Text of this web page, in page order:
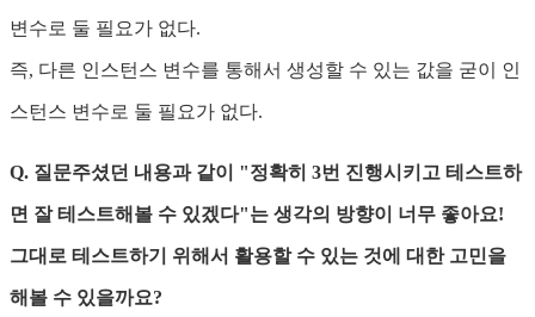
변수로 둘 필요가 없다.
즉, 다른 인스턴스 변수를 통해서 생성할 수 있는 값을 굳이 인
스턴스 변수로 둘 필요가 없다.
Q. 질문주셨던 내용과 같이 "정확히 3번 진행시키고 테스트하
면 잘 테스트해볼 수 있겠다"는 생각의 방향이 너무 좋아요!
그대로 테스트하기 위해서 활용할 수 있는 것에 대한 고민을
해볼 수 있을까요?